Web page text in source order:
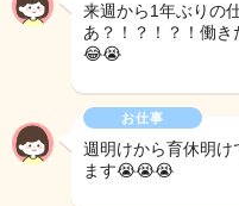
来週から1年ぶりの
あ？！？！？！働
😂😭
お仕事
週明けから育休明
ます😭😭😭